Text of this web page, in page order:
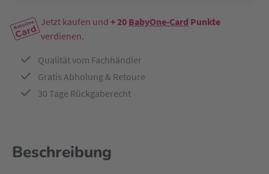
Jetzt kaufen und + 20 BabyOne-Card Punkte
verdienen.
Qualität vom Fachhändler
Gratis Abholung & Retoure
30 Tage Rückgaberecht
Beschreibung